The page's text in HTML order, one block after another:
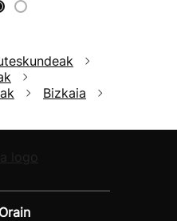
Bizkaia
Orain